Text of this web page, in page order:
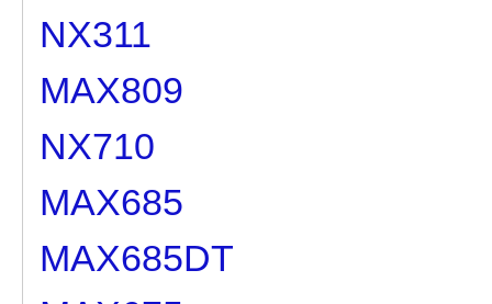
NX311
MAX809
NX710
MAX685
MAX685DT